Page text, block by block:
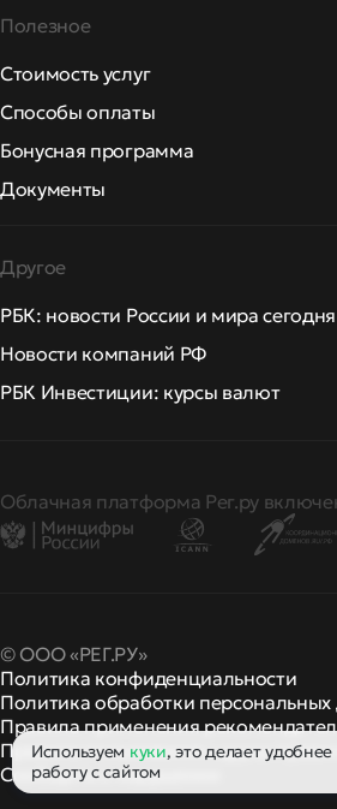
Полезное
Стоимость услуг
Способы оплаты
Бонусная программа
Документы
Другое
РБК: новости России и мира сегодня
Новости компаний РФ
РБК Инвестиции: курсы валют
Облачная платформа Рег.ру
© ООО «РЕГ.РУ»
Политика конфиденциальности
Политика обработки
Правила применения
Правила пользования и другие
Сообщить о нарушении
Используем куки, это делает
работу с сайтом